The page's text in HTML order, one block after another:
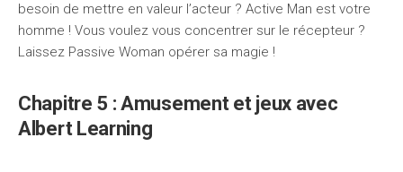
besoin de mettre en valeur l’acteur ? Active Man est votre
homme ! Vous voulez vous concentrer sur le récepteur ?
Laissez Passive Woman opérer sa magie !
Chapitre 5 : Amusement et jeux avec
Albert Learning